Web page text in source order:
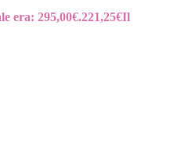
era: 295,00€.221,25€Il